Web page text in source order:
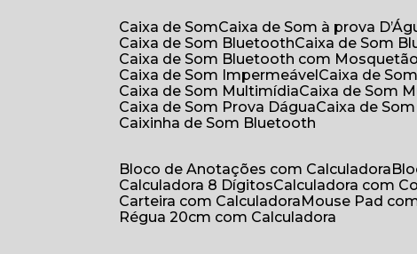
Caixa de Som
Caixa de Som à prova
Caixa de Som Bluetooth
Caixa de Som
Caixa de Som Bluetooth com Mosquetão
Caixa de Som Impermeável
Caixa de
Caixa de Som Multimídia
Caixa de Som
Caixa de Som Prova Dágua
Caixa de
Caixinha de Som Bluetooth
Bloco de Anotações com Calculadora
Calculadora 8 Dígitos
Calculadora com
Carteira com Calculadora
Mouse Pad
Régua 20cm com Calculadora